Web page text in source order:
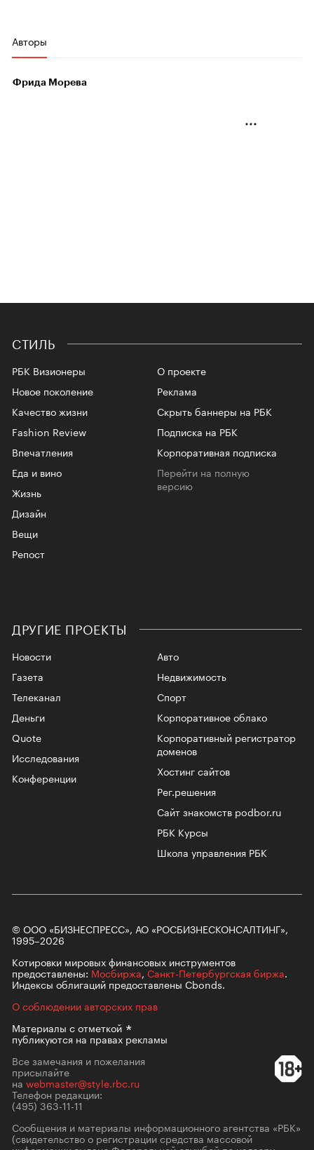
Авторы
Фрида Морева
СТИЛЬ
РБК Визионеры
Новое поколение
Качество жизни
Fashion Review
Впечатления
Еда и вино
Жизнь
Дизайн
Вещи
Репост
О проекте
Реклама
Скрыть баннеры на РБК
Подписка на РБК
Корпоративная подписка
Перейти на полную
версию
ДРУГИЕ ПРОЕКТЫ
Новости
Газета
Телеканал
Авто
Недвижимость
Спорт
Корпоративное облако
Корпоративный регистратор
доменов
Хостинг сайтов
Рег.решения
Сайт знакомств podbor.ru
РБК Курсы
Школа управления РБК
Деньги
Quote
Исследования
Конференции
© ООО «БИЗНЕСПРЕСС», АО «РОСБИЗНЕСКОНСАЛТИНГ»,
1995–2026
Котировки мировых финансовых инструментов
предоставлены: Мосбиржа, Санкт-Петербургская биржа.
Индексы облигаций предоставлены Cbonds.
О соблюдении авторских прав
Материалы сотметкой
публикуются на правах рекламы
Все замечания и пожелания
присылайте
на webmaster@style.rbc.ru
Телефон редакции:
(495) 363-11-11
Сообщения и материалы информационного агентства «РБК»
(свидетельство о регистрации средства массовой